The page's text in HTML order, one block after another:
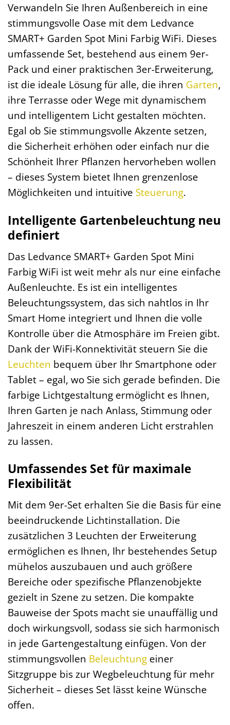
Verwandeln Sie Ihren Außenbereich in eine
stimmungsvolle Oase mit dem Ledvance
SMART+ Garden Spot Mini Farbig WiFi. Dieses
umfassende Set, bestehend aus einem 9er-
Pack und einer praktischen 3er-Erweiterung,
ist die ideale Lösung für alle, die ihren Garten,
ihre Terrasse oder Wege mit dynamischem
und intelligentem Licht gestalten möchten.
Egal ob Sie stimmungsvolle Akzente setzen,
die Sicherheit erhöhen oder einfach nur die
Schönheit Ihrer Pflanzen hervorheben wollen
– dieses System bietet Ihnen grenzenlose
Möglichkeiten und intuitive Steuerung.
Intelligente Gartenbeleuchtung neu
definiert
Das Ledvance SMART+ Garden Spot Mini
Farbig WiFi ist weit mehr als nur eine einfache
Außenleuchte. Es ist ein intelligentes
Beleuchtungssystem, das sich nahtlos in Ihr
Smart Home integriert und Ihnen die volle
Kontrolle über die Atmosphäre im Freien gibt.
Dank der WiFi-Konnektivität steuern Sie die
Leuchten bequem über Ihr Smartphone oder
Tablet – egal, wo Sie sich gerade befinden. Die
farbige Lichtgestaltung ermöglicht es Ihnen,
Ihren Garten je nach Anlass, Stimmung oder
Jahreszeit in einem anderen Licht erstrahlen
zu lassen.
Umfassendes Set für maximale
Flexibilität
Mit dem 9er-Set erhalten Sie die Basis für eine
beeindruckende Lichtinstallation. Die
zusätzlichen 3 Leuchten der Erweiterung
ermöglichen es Ihnen, Ihr bestehendes Setup
mühelos auszubauen und auch größere
Bereiche oder spezifische Pflanzenobjekte
gezielt in Szene zu setzen. Die kompakte
Bauweise der Spots macht sie unauffällig und
doch wirkungsvoll, sodass sie sich harmonisch
in jede Gartengestaltung einfügen. Von der
stimmungsvollen Beleuchtung einer
Sitzgruppe bis zur Wegbeleuchtung für mehr
Sicherheit – dieses Set lässt keine Wünsche
offen.